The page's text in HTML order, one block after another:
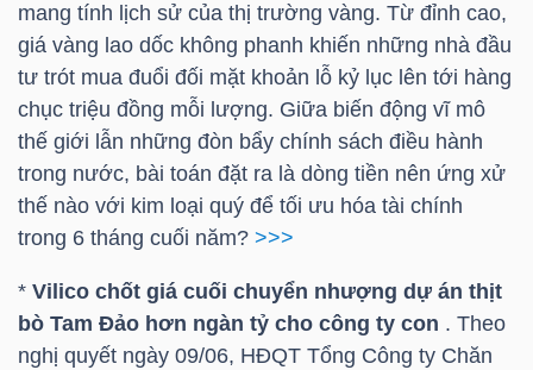
mang tính lịch sử của thị trường vàng. Từ đỉnh cao,
giá vàng lao dốc không phanh khiến những nhà đầu
tư trót mua đuổi đối mặt khoản lỗ kỷ lục lên tới hàng
chục triệu đồng mỗi lượng. Giữa biến động vĩ mô
thế giới lẫn những đòn bẩy chính sách điều hành
trong nước, bài toán đặt ra là dòng tiền nên ứng xử
thế nào với kim loại quý để tối ưu hóa tài chính
trong 6 tháng cuối năm? >>>
* Vilico chốt giá cuối chuyển nhượng dự án thịt
bò Tam Đảo hơn ngàn tỷ cho công ty con . Theo
nghị quyết ngày 09/06, HĐQT Tổng Công ty Chăn
VĨ
NGÀNH
DOANH
NGHIỆP